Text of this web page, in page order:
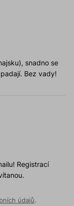
snadno se
Bez vady!
Registrací
údajů.